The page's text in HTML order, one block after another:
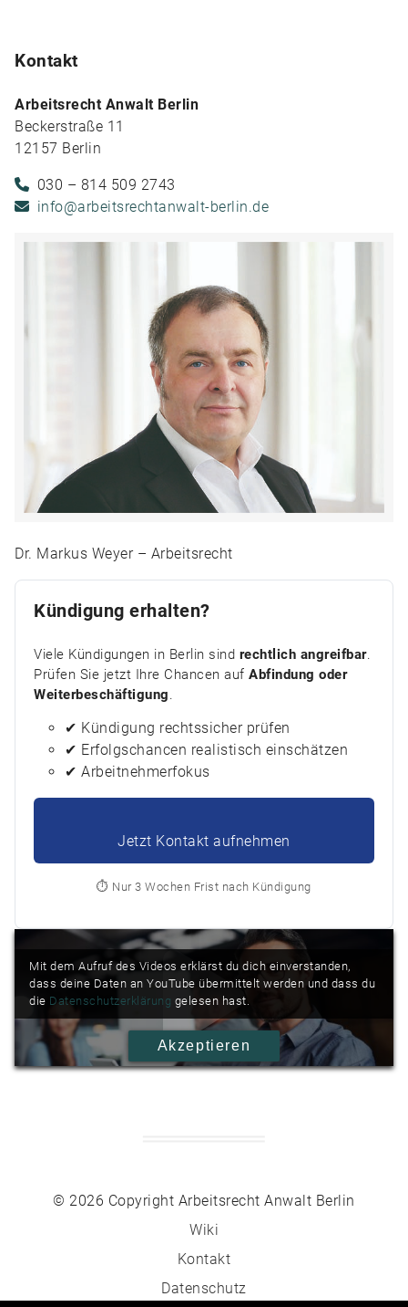
Kontakt
Arbeitsrecht Anwalt Berlin
Beckerstraße 11
12157 Berlin
030 – 814 509 2743
info@arbeitsrechtanwalt-berlin.de
Dr. Markus Weyer – Arbeitsrecht
Kündigung erhalten?
Viele Kündigungen in Berlin sind rechtlich angreifbar.
Prüfen Sie jetzt Ihre Chancen auf Abfindung oder
Weiterbeschäftigung.
✔ Kündigung rechtssicher prüfen
✔ Erfolgschancen realistisch einschätzen
✔ Arbeitnehmerfokus
Jetzt Kontakt aufnehmen
⏱️ Nur 3 Wochen Frist nach Kündigung
Mit dem Aufruf des Videos erklärst du dich einverstanden,
dass deine Daten an YouTube übermittelt werden und dass du
die Datenschutzerklärung gelesen hast.
© 2026 Copyright Arbeitsrecht Anwalt Berlin
Wiki
Kontakt
Datenschutz